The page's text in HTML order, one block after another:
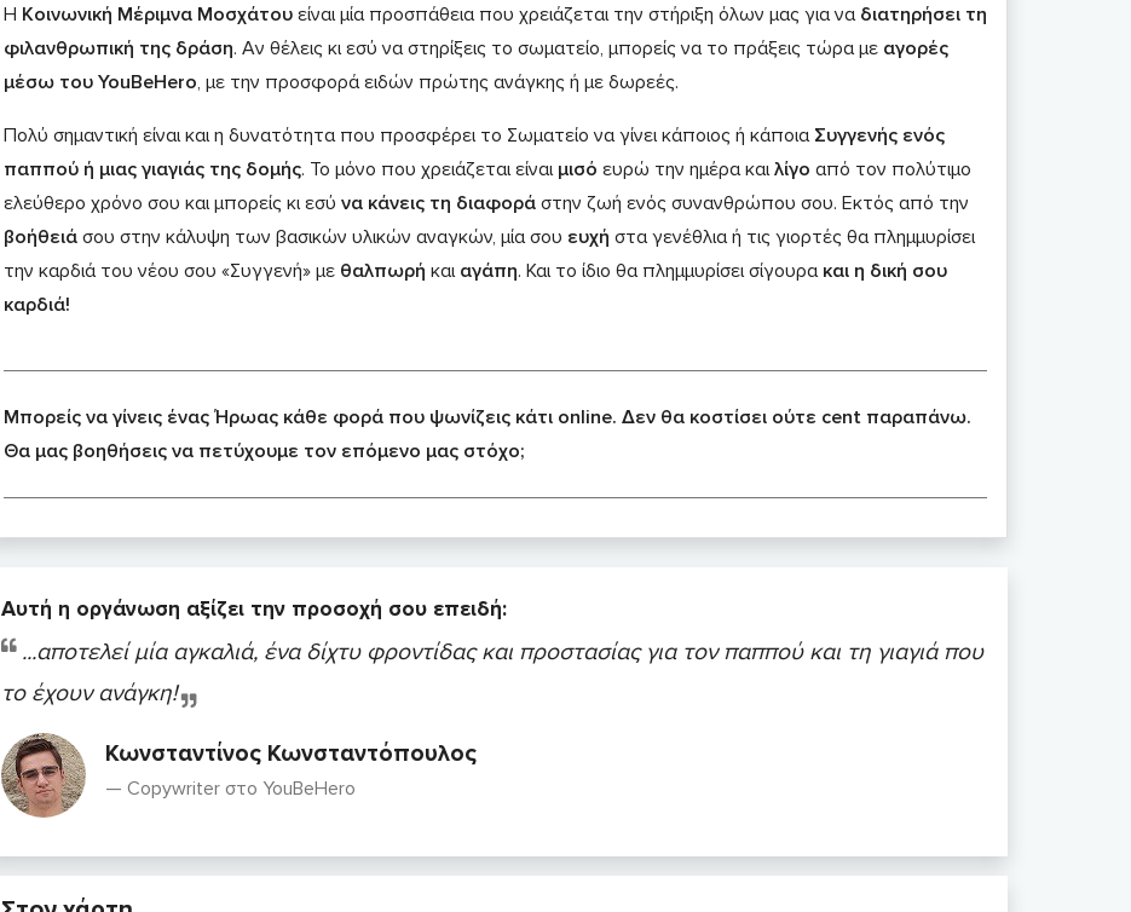
Η Κοινωνική Μέριμνα Μοσχάτουείναι μία προσπάθεια που χρειάζεται την στήριξη όλων μας για να διατηρήσει τη
φιλανθρωπική της δράση. Αν θέλεις κι εσύ να στηρίξεις το σωματείο, μπορείς να το πράξεις τώρα με αγορές
μέσω του YouBeHero, με την προσφορά ειδών πρώτης ανάγκης ή με δωρεές.
Πολύ σημαντική είναι και η δυνατότητα που προσφέρει το Σωματείο να γίνει κάποιος ή κάποια Συγγενής ενός
παππού ή μιας γιαγιάς της δομής. Το μόνο που χρειάζεται είναι μισό ευρώ την ημέρα καιλίγο από τον πολύτιμο
ελεύθερο χρόνο σου και μπορείς κι εσύ να κάνεις τη διαφοράστην ζωή ενός συνανθρώπου σου. Εκτός από την
βοήθειάσου στην κάλυψη των βασικών υλικών αναγκών, μία σου ευχή στα γενέθλια ή τις γιορτές θα πλημμυρίσει
την καρδιά του νέου σου «Συγγενή» με θαλπωρή και αγάπη. Και το ίδιο θα πλημμυρίσει σίγουρα και η δική σου
καρδιά!
Μπορείς να γίνεις ένας Ήρωας κάθε φορά που ψωνίζεις κάτι online. Δεν θα κοστίσει ούτε cent παραπάνω.
Θα μας βοηθήσεις να πετύχουμε τον επόμενο μας στόχο;
Αυτή η οργάνωση αξίζει την προσοχή σου επειδή:
...αποτελεί μία αγκαλιά, ένα δίχτυ φροντίδας και προστασίας για τον παππού και τη γιαγιά που
το έχουν ανάγκη!
Κωνσταντίνος Κωνσταντόπουλος
Copywriter στο YouBeHero